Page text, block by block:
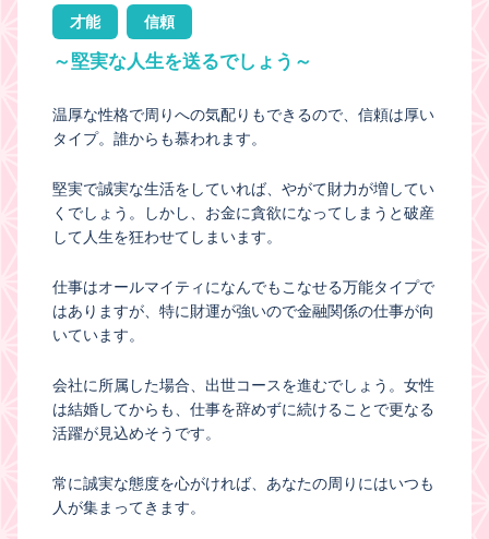
才能 信頼
～堅実な人生を送るでしょう～
温厚な性格で周りへの気配りもできるので、信頼は厚い
タイプ。誰からも慕われます。
堅実で誠実な生活をしていれば、やがて財力が増してい
くでしょう。しかし、お金に貪欲になってしまうと破産
して人生を狂わせてしまいます。
仕事はオールマイティになんでもこなせる万能タイプで
はありますが、特に財運が強いので金融関係の仕事が向
いています。
会社に所属した場合、出世コースを進むでしょう。女性
は結婚してからも、仕事を辞めずに続けることで更なる
活躍が見込めそうです。
常に誠実な態度を心がければ、あなたの周りにはいつも
人が集まってきます。